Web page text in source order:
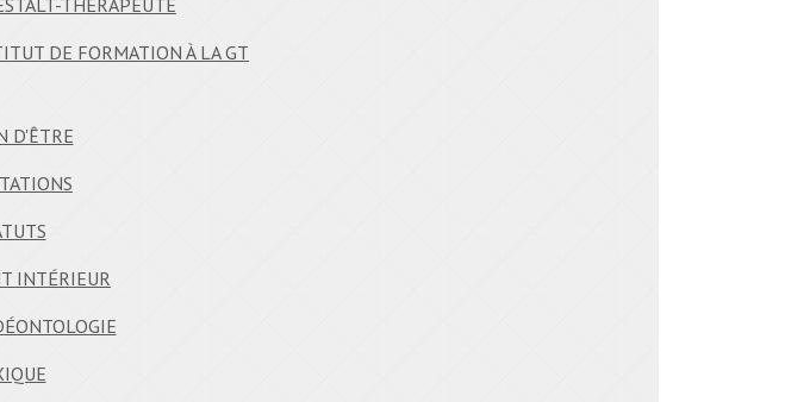
THÉRAPEUTE
DE FORMATION À LA GT
D'ÊTRE
INTÉRIEUR